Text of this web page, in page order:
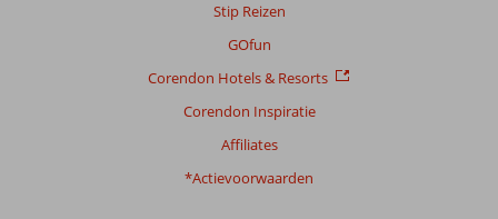
Stip Reizen
GOfun
Corendon Hotels & Resorts
Corendon Inspiratie
Affiliates
*Actievoorwaarden